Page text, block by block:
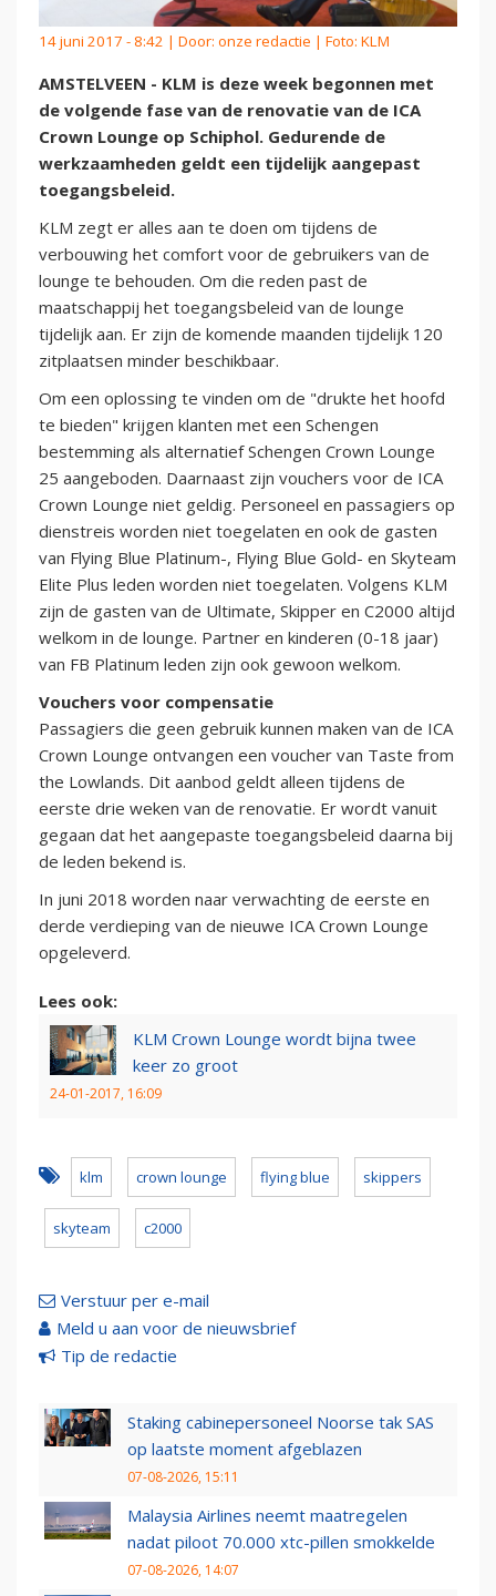
14 juni 2017 - 8:42 | Door: onze redactie | Foto: KLM
AMSTELVEEN - KLM is deze week begonnen met
de volgende fase van de renovatie van de ICA
Crown Lounge op Schiphol. Gedurende de
werkzaamheden geldt een tijdelijk aangepast
toegangsbeleid.
KLM zegt er alles aan te doen om tijdens de
verbouwing het comfort voor de gebruikers van de
lounge te behouden. Om die reden past de
maatschappij het toegangsbeleid van de lounge
tijdelijk aan. Er zijn de komende maanden tijdelijk 120
zitplaatsen minder beschikbaar.
Om een oplossing te vinden om de "drukte het hoofd
te bieden" krijgen klanten met een Schengen
bestemming als alternatief Schengen Crown Lounge
25 aangeboden. Daarnaast zijn vouchers voor de ICA
Crown Lounge niet geldig. Personeel en passagiers op
dienstreis worden niet toegelaten en ook de gasten
van Flying Blue Platinum-, Flying Blue Gold- en Skyteam
Elite Plus leden worden niet toegelaten. Volgens KLM
zijn de gasten van de Ultimate, Skipper en C2000 altijd
welkom in de lounge. Partner en kinderen (0-18 jaar)
van FB Platinum leden zijn ook gewoon welkom.
Vouchers voor compensatie
Passagiers die geen gebruik kunnen maken van de ICA
Crown Lounge ontvangen een voucher van Taste from
the Lowlands. Dit aanbod geldt alleen tijdens de
eerste drie weken van de renovatie. Er wordt vanuit
gegaan dat het aangepaste toegangsbeleid daarna bij
de leden bekend is.
In juni 2018 worden naar verwachting de eerste en
derde verdieping van de nieuwe ICA Crown Lounge
opgeleverd.
Lees ook:
KLM Crown Lounge wordt bijna twee
keer zo groot
24-01-2017, 16:09
klm crown lounge flying blue skippers
skyteam c2000
Verstuur per e-mail
Meld u aan voor de nieuwsbrief
Tip de redactie
Staking cabinepersoneel Noorse tak SAS
op laatste moment afgeblazen
07-08-2026, 15:11
Malaysia Airlines neemt maatregelen
nadat piloot 70.000 xtc-pillen smokkelde
07-08-2026, 14:07